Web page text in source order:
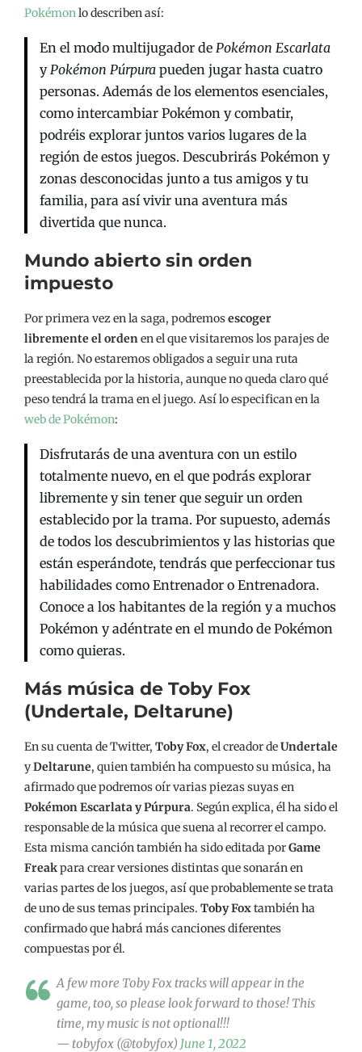
Pokémonlo describen así:
En el modo multijugador de Pokémon Escarlata
y Pokémon Púrpura pueden jugar hasta cuatro
personas.​ Además de los elementos esenciales,
como intercambiar Pokémon y combatir,
podréis explorar juntos varios lugares de la
región de estos juegos. Descubrirás Pokémon y
zonas desconocidas junto a tus amigos y tu
familia, para así vivir una aventura más
divertida que nunca.
Mundo abierto sin orden
impuesto
Por primera vez en la saga, podremosescoger
libremente el ordenen el que visitaremos los parajes de
la región. No estaremos obligados a seguir una ruta
preestablecida por la historia, aunque no queda claro qué
peso tendrá la trama en el juego. Así lo especifican en la
web de Pokémon:
Disfrutarás de una aventura con un estilo
totalmente nuevo, en el que podrás explorar
libremente y sin tener que seguir un orden
establecido por la trama. Por supuesto, además
de todos los descubrimientos y las historias que
están esperándote, tendrás que perfeccionar tus
habilidades como Entrenador o Entrenadora.
Conoce a los habitantes de la región y a muchos
Pokémon y adéntrate en el mundo de Pokémon
como quieras.
Más música de Toby Fox
(Undertale, Deltarune)
En su cuenta de Twitter, Toby Fox, el creador deUndertale
yDeltarune, quien también ha compuesto su música, ha
afirmado que podremos oír varias piezas suyas en
Pokémon Escarlata y Púrpura. Según explica, él ha sido el
responsable de la música que suena al recorrer el campo.
Esta misma canción también ha sido editada porGame
Freakpara crear versiones distintas que sonarán en
varias partes de los juegos, así que probablemente se trata
de uno de sus temas principales. Toby Foxtambién ha
confirmado que habrá más canciones diferentes
compuestas por él.
A few more Toby Fox tracks will appear in the
game, too, so please look forward to those! This
time, my music is not optional!!!
— tobyfox (@tobyfox) June 1, 2022